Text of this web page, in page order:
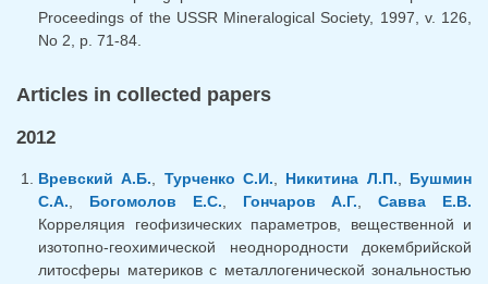
Proceedings of the USSR Mineralogical Society, 1997, v. 126,
No 2, p. 71-84.
Articles in collected papers
2012
Вревский А.Б. Турченко С.И. Никитина Л.П.
Бушмин
С.А.
Богомолов Е.С. Гончаров А.Г. ,Савва Е.В.
Корреляция геофизических параметров, вещественной и
изотопно-геохимической неоднородности докембрийской
литосферы материков с металлогенической зональностью